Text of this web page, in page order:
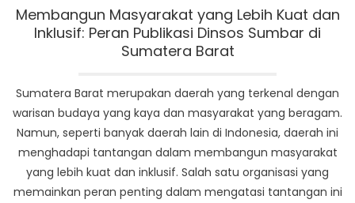
Sumbar
Terhadap
Membangun Masyarakat yang Lebih Kuat dan
Inklusif: Peran Publikasi Dinsos Sumbar di
Sumatera Barat
Sumatera Barat merupakan daerah yang terkenal dengan
warisan budaya yang kaya dan masyarakat yang beragam.
Namun, seperti banyak daerah lain di Indonesia, daerah ini
menghadapi tantangan dalam membangun masyarakat
yang lebih kuat dan inklusif. Salah satu organisasi yang
memainkan peran penting dalam mengatasi tantangan ini